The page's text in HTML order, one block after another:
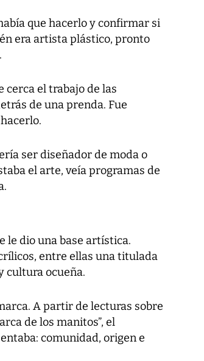
que hacerlo y confirmar si
era artista plástico, pronto
cerca el trabajo de las
de una prenda. Fue
ser diseñador de moda o
el arte, veía programas de
le dio una base artística.
entre ellas una titulada
cultura ocueña.
A partir de lecturas sobre
de los manitos”, el
comunidad, origen e